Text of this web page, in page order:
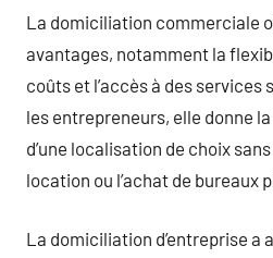
La domiciliation commerciale
avantages, notamment la
coûts et l’accès à des
les entrepreneurs, elle donne
d’une localisation de choix
location ou l’achat de bureaux
La domiciliation d’entreprise a